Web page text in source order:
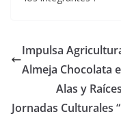
Impulsa
Almeja Chocolata
Alas y
Jornadas Culturales